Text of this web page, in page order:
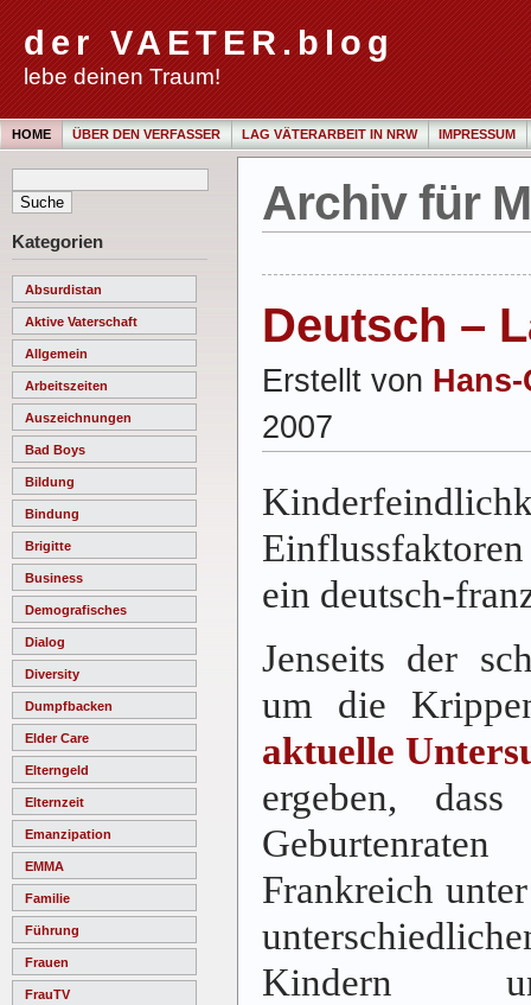
der VAETER.blog
lebe deinen Traum!
HOME ÜBER DEN VERFASSER LAG VÄTERARBEIT IN NRW IMPRESSUM
Kategorien
Absurdistan
Aktive Vaterschaft
Allgemein
Arbeitszeiten
Auszeichnungen
Bad Boys
Bildung
Bindung
Brigitte
Business
Demografisches
Dialog
Diversity
Dumpfbacken
Elder Care
Elterngeld
Elternzeit
Emanzipation
EMMA
Familie
Führung
Frauen
FrauTV
Archiv für
Deutsch –
Erstellt von
2007
ein deutsch-
Jenseits der
um die
aktuelle
ergeben,
Frankreich
Kindern